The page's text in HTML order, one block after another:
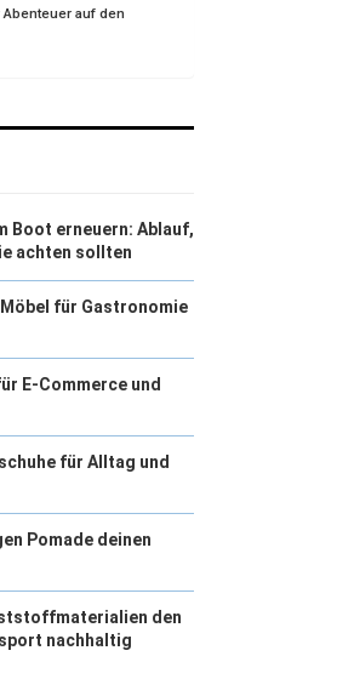
auf den
Boot erneuern: Ablauf,
achten sollten
für Gastronomie
E-Commerce und
für Alltag und
Pomade deinen
den
nachhaltig